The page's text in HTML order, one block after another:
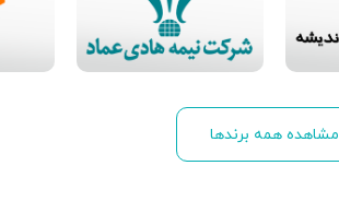
مشاهده همه برندها